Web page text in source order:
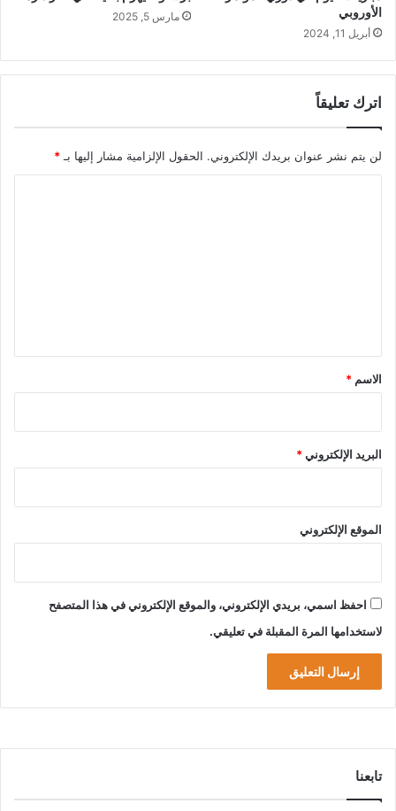
الأوروبي
أبريل 11, 2024
مارس 5, 2025
اترك تعليقاً
لن يتم نشر عنوان بريدك الإلكتروني. الحقول الإلزامية مشار إليها بـ*
*
الاسم *
البريد الإلكتروني*
الموقع الإلكتروني
احفظ اسمي، بريدي الإلكتروني، والموقع الإلكتروني في هذا المتصفح
لاستخدامها المرة المقبلة في تعليقي.
تابعنا